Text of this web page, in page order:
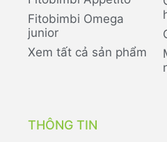
Fitobimbi Omega
junior
Xem tất cả sản phẩm
THÔNG TIN